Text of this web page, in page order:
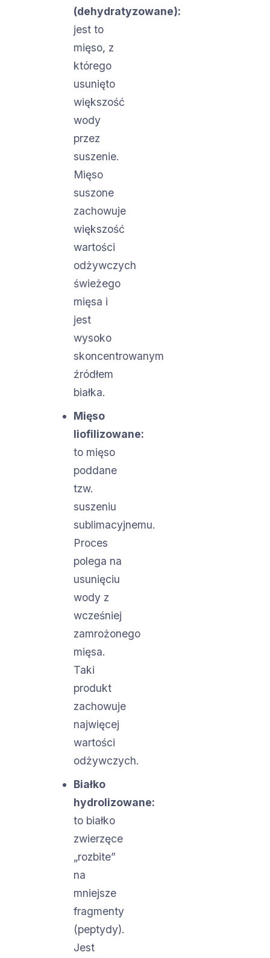
(dehydratyzowane):
jest to
mięso, z
którego
usunięto
większość
wody
przez
suszenie.
Mięso
suszone
zachowuje
większość
wartości
odżywczych
świeżego
mięsa i
jest
wysoko
skoncentrowanym
źródłem
białka.
Mięso
liofilizowane:
to mięso
poddane
tzw.
suszeniu
sublimacyjnemu.
Proces
polega na
usunięciu
wody z
wcześniej
zamrożonego
mięsa.
Taki
produkt
zachowuje
najwięcej
wartości
odżywczych.
Białko
hydrolizowane:
to białko
zwierzęce
„rozbite”
na
mniejsze
fragmenty
(peptydy).
Jest